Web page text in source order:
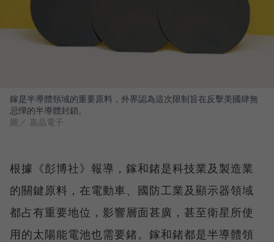
鎵是半導體領域的重要原料，外界認為這次限制旨在反擊美國肆無
忌憚的半導體封鎖。
圖／ 嘉晶電子
根據《彭博社》報導，鎵和鍺是科技業及製造業
的關鍵原料，在電動車、國防工業及顯示器領域
都占有重要地位，影響層面甚廣，甚至衛星所使
用的太陽能電池也需要鍺。鎵和鍺都是半導體領